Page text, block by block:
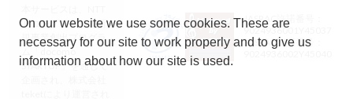
ドコモグループの新
規事業創出プログラ
ム「docomo
STARTUP」を通じて
JASRAC許諾番号：
9024936001Y45037
JASRAC許諾番号：
On our website we use some cookies. These are
necessary for our site to work properly and to give us
information about how our site is used.